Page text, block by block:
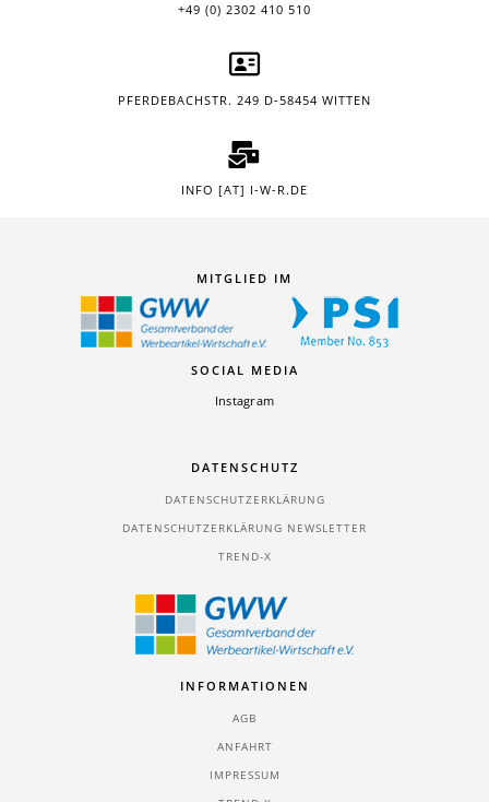
+49 (0) 2302 410 510
PFERDEBACHSTR. 249 D-58454 WITTEN
INFO [AT] I-W-R.DE
MITGLIED IM
SOCIAL MEDIA
Instagram
DATENSCHUTZ
DATENSCHUTZERKLÄRUNG
DATENSCHUTZERKLÄRUNG NEWSLETTER
TREND-X
INFORMATIONEN
AGB
ANFAHRT
IMPRESSUM